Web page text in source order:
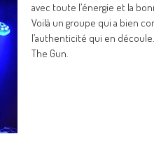
avec toute l’énergie et la
Voilà un groupe qui a bien
l’authenticité qui en
The Gun.